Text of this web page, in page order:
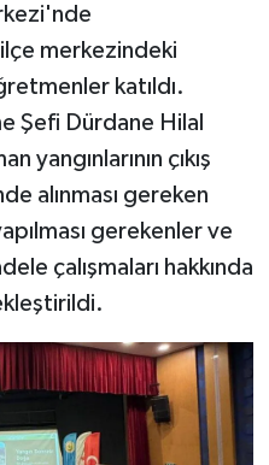
merkezindeki
katıldı.
Şefi Dürdane Hilal
yangınlarının çıkış
alınması gereken
gerekenler ve
çalışmaları hakkında